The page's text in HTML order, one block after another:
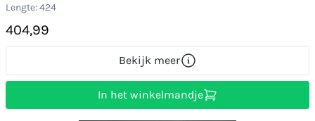
Lengte: 424
404,99
Bekijk meer
In het winkelmandje